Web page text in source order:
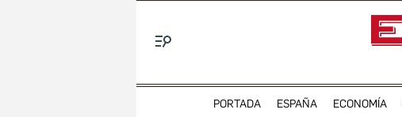
PORTADA ESPAÑA ECONOMÍA